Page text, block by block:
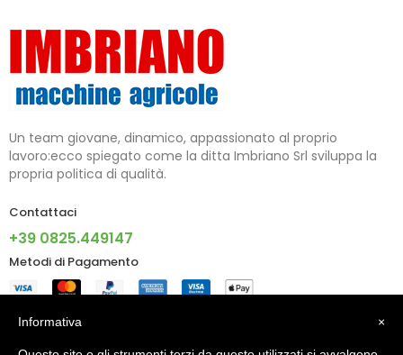
Un team giovane, dinamico, appassionato al proprio
lavoro:ecco spiegato come la ditta Imbriano Srl sviluppa la
propria politica di qualità.
Contattaci
+39 0825.449147
Metodi di Pagamento
Informazioni
×
Informativa